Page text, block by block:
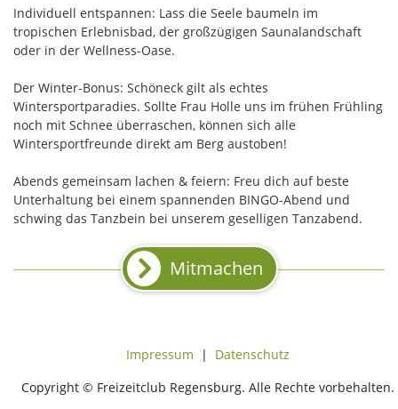
Individuell entspannen: Lass die Seele baumeln im
tropischen Erlebnisbad, der großzügigen Saunalandschaft
oder in der Wellness-Oase.
Der Winter-Bonus: Schöneck gilt als echtes
Wintersportparadies. Sollte Frau Holle uns im frühen Frühling
noch mit Schnee überraschen, können sich alle
Wintersportfreunde direkt am Berg austoben!
Abends gemeinsam lachen & feiern: Freu dich auf beste
Unterhaltung bei einem spannenden BINGO-Abend und
schwing das Tanzbein bei unserem geselligen Tanzabend.
Mitmachen
Impressum | Datenschutz
Copyright © Freizeitclub Regensburg. Alle Rechte vorbehalten.